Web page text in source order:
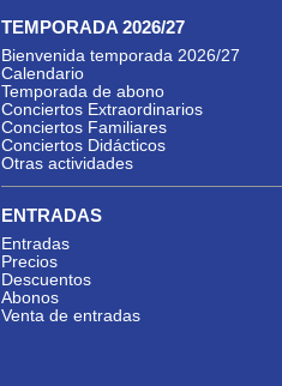
TEMPORADA 2026/27
Bienvenida temporada 2026/27
Calendario
Temporada de abono
Conciertos Extraordinarios
Conciertos Familiares
Conciertos Didácticos
Otras actividades
ENTRADAS
Entradas
Precios
Descuentos
Abonos
Venta de entradas